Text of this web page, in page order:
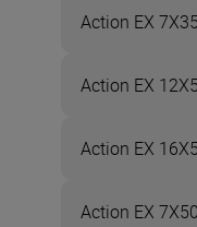
Action EX
Action EX
Action EX
Action EX